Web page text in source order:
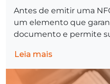
Antes de emitir uma
um elemento que
documento e permite
Leia mais